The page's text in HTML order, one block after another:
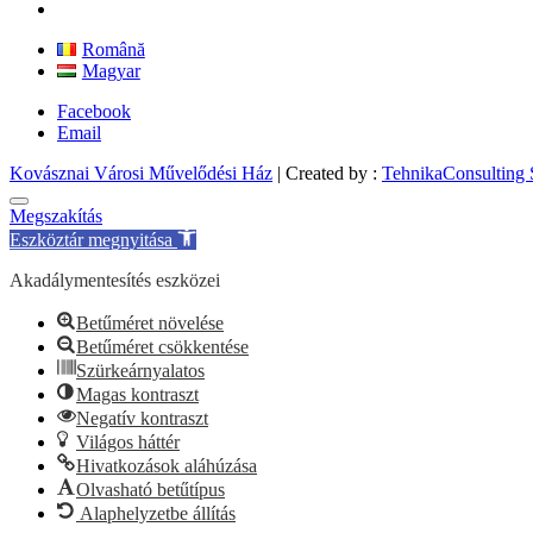
Română
Magyar
Facebook
Email
Kovásznai Városi Művelődési Ház | Created by : TehnikaConsulting
Megszakítás
Eszköztár megnyitása
Akadálymentesítés eszközei
Betűméret növelése
Betűméret csökkentése
Szürkeárnyalatos
Magas kontraszt
Negatív kontraszt
Világos háttér
Hivatkozások aláhúzása
Olvasható betűtípus
Alaphelyzetbe állítás